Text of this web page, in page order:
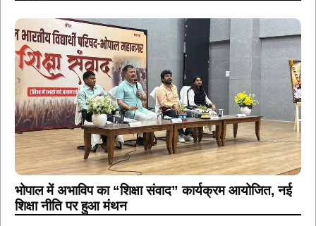
भोपाल में अभाविप का “शिक्षा संवाद” कार्यक्रम आयोजित, नई
शिक्षा नीति पर हुआ मंथन